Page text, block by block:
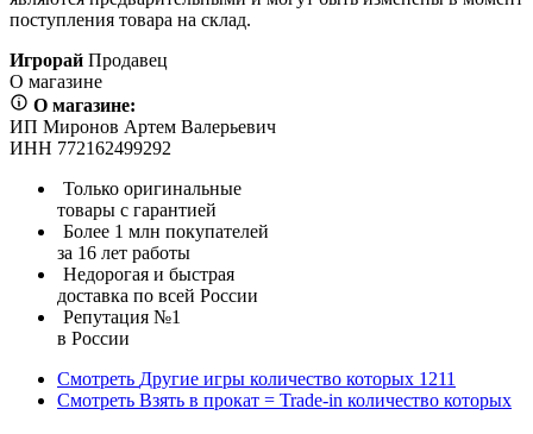
поступления товара на склад.
Игрорай Продавец
О магазине
О магазине:
ИП Миронов Артем Валерьевич
ИНН 772162499292
Только оригинальные
товары с гарантией
Более 1 млн покупателей
за 16 лет работы
Недорогая и быстрая
доставка по всей России
Репутация №1
в России
Смотреть Другие игры количество которых 1211
Смотреть Взять в прокат = Trade-in количество которых